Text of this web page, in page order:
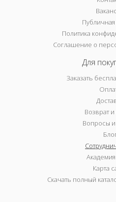
Политика
Соглашение о
Для
Заказать
Возврат
Вопросы и
Карта
Скачать полный